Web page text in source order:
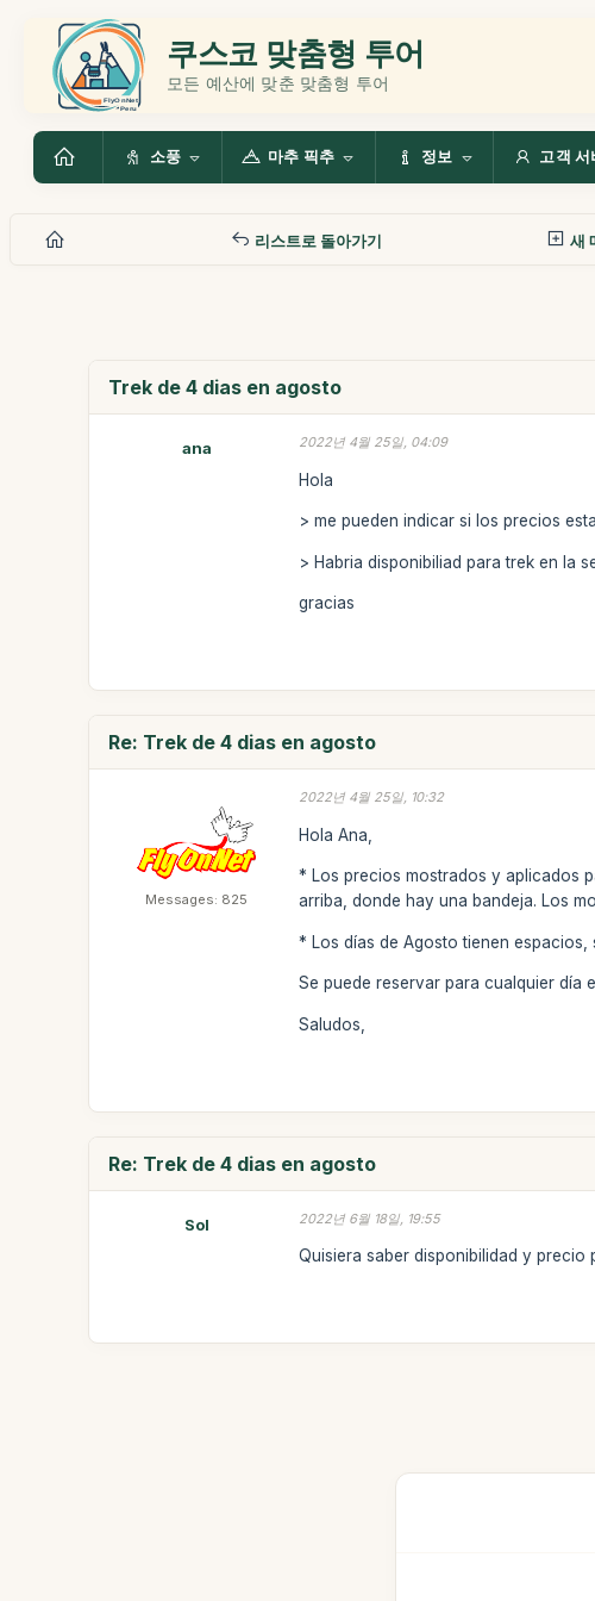
쿠스코 맞춤형 투어
모든 예산에 맞춘 맞춤형 투어
소풍 마추 픽추 정보 고객
리스트로 돌아가기 새
Trek de 4 dias en agosto
ana 2022년 4월 25일, 04:09
Hola
> me pueden indicar si los precios
> Habria disponibiliad para trek en la
gracias
Re: Trek de 4 dias en agosto
Messages: 825
2022년 4월 25일, 10:32
Hola Ana,
* Los precios mostrados y aplicados
arriba, donde hay una bandeja. Los
* Los días de Agosto tienen
Se puede reservar para cualquier día
Saludos,
Re: Trek de 4 dias en agosto
Sol 2022년 6월 18일, 19:55
Quisiera saber disponibilidad y